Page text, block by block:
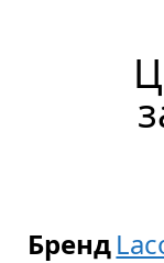
Бренд